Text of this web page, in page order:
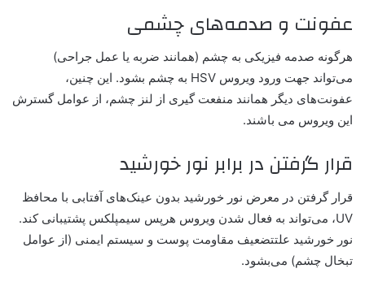
عفونت و صدمه‌های چشمی
هرگونه صدمه فیزیکی به چشم (همانند ضربه یا عمل جراحی)
می‌تواند جهت ورود ویروس HSV به چشم بشود. این چنین،
عفونت‌های دیگر همانند منفعت گیری از لنز چشم، از عوامل گسترش
این ویروس می باشند.
قرار گرفتن در برابر نور خورشید
قرار گرفتن در معرض نور خورشید بدون عینک‌های آفتابی با محافظ
UV، می‌تواند به فعال شدن ویروس هرپس سیمپلکس پشتیبانی کند.
نور خورشید علتتضعیف مقاومت پوست و سیستم ایمنی (از عوامل
تبخال چشم) می‌بشود.